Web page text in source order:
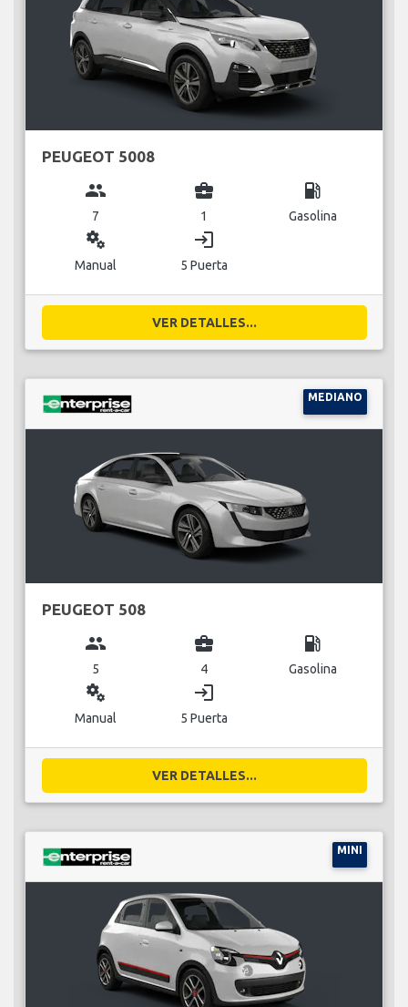
PEUGEOT 5008
group
7
business_center
1
local_gas_station
Gasolina
miscellaneous_services
Manual
login
5 Puerta
VER DETALLES...
MEDIANO
PEUGEOT 508
group
5
business_center
4
local_gas_station
Gasolina
miscellaneous_services
Manual
login
5 Puerta
VER DETALLES...
MINI